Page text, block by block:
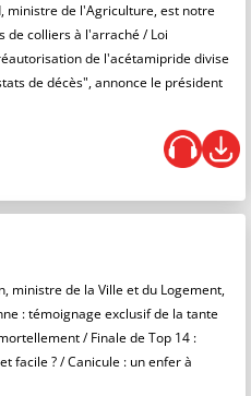
ministre de l'Agriculture, est notre
de colliers à l'arraché / Loi
de l'acétamipride divise
de décès", annonce le président
ministre de la Ville et du Logement,
: témoignage exclusif de la tante
/ Finale de Top 14 :
facile ? / Canicule : un enfer à